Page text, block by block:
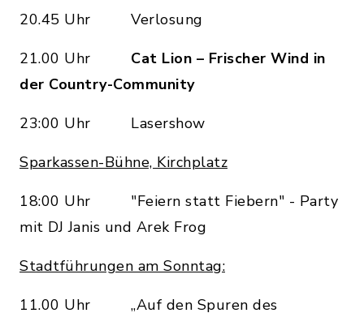
20.45 Uhr Verlosung
21.00 Uhr Cat Lion – Frischer Wind in
der Country-Community
23:00 Uhr Lasershow
Sparkassen-Bühne, Kirchplatz
18:00 Uhr "Feiern statt Fiebern" - Party
mit DJ Janis und Arek Frog
Stadtführungen am Sonntag:
11.00 Uhr „Auf den Spuren des